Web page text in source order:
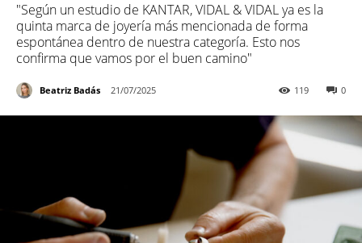
"Según un estudio de KANTAR, VIDAL & VIDAL ya es la
quinta marca de joyería más mencionada de forma
espontánea dentro de nuestra categoría. Esto nos
confirma que vamos por el buen camino"
Beatriz Badás 21/07/2025 0
119